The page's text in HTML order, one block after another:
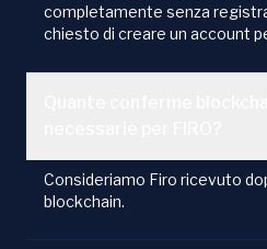
completamente senza
chiesto di creare un account
Consideriamo Firo ricevuto
blockchain.